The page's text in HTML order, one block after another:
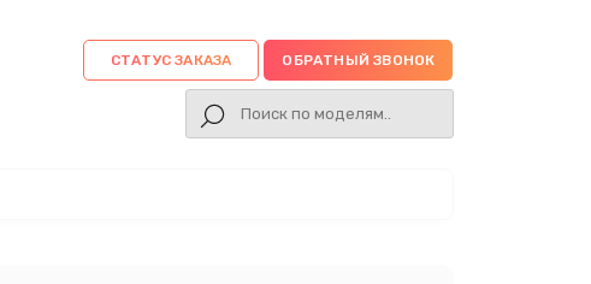
СТАТУС ЗАКАЗА ОБРАТНЫЙ ЗВОНОК